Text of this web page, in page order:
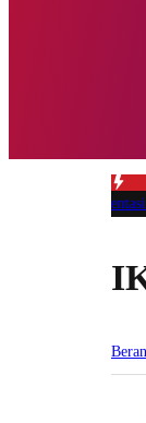
Implementasi